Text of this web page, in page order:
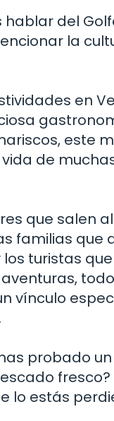
hablar del
la
en
este
de
que salen al
familias que
turistas
vínculo
probado
fresco?
lo estás